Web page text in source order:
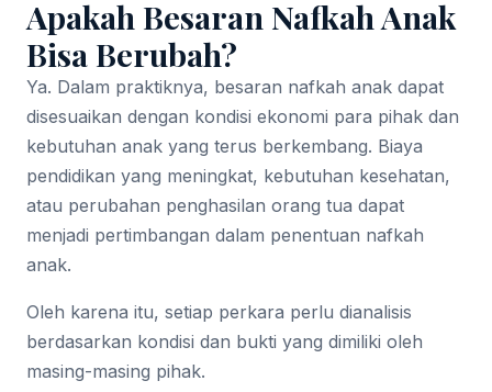
Apakah Besaran Nafkah Anak
Bisa Berubah?
Ya. Dalam praktiknya, besaran nafkah anak dapat
disesuaikan dengan kondisi ekonomi para pihak dan
kebutuhan anak yang terus berkembang. Biaya
pendidikan yang meningkat, kebutuhan kesehatan,
atau perubahan penghasilan orang tua dapat
menjadi pertimbangan dalam penentuan nafkah
anak.
Oleh karena itu, setiap perkara perlu dianalisis
berdasarkan kondisi dan bukti yang dimiliki oleh
masing-masing pihak.